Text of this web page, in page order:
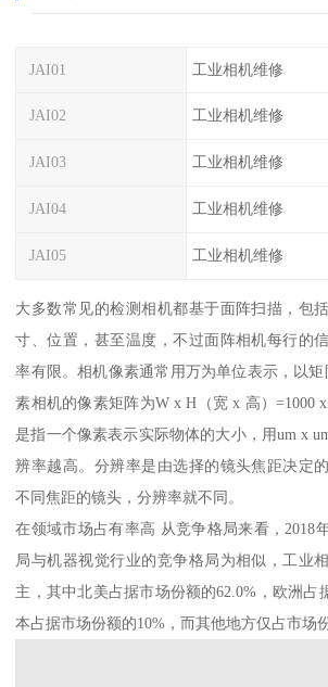
JAI01 工业相机维修
JAI02 工业相机维修
JAI03 工业相机维修
JAI04 工业相机维修
JAI05 工业相机维修
大多数常见的检测相机都基于面阵扫描，包
寸、位置，甚至温度，不过面阵相机每行的
率有限。相机像素通常用万为单位表示，以
素相机的像素矩阵为W x H（宽 x 高）=1000
是指一个像素表示实际物体的大小，用um x
辨率越高。分辨率是由选择的镜头焦距决定
不同焦距的镜头，分辨率就不同。
在领域市场占有率高 从竞争格局来看，2018
局与机器视觉行业的竞争格局为相似，工业
主，其中北美占据市场份额的62.0%，欧洲占
本占据市场份额的10%，而其他地方仅占市场